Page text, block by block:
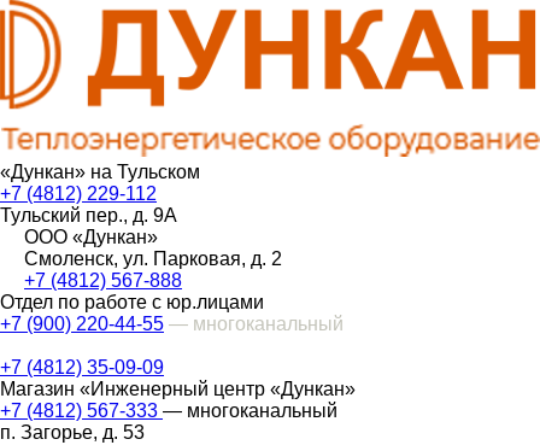
«Дункан» на Тульском
+7 (4812) 229-112
Тульский пер., д. 9А
ООО «Дункан»
Смоленск, ул. Парковая, д. 2
+7 (4812) 567-888
Отдел по работе с юр.лицами
+7 (900) 220-44-55 — многоканальный
+7 (4812) 35-09-09
Магазин «Инженерный центр «Дункан»
+7 (4812) 567-333 — многоканальный
п. Загорье, д. 53